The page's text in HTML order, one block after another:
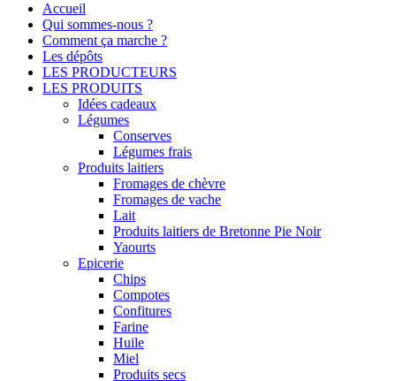
Accueil
Qui sommes-nous ?
Comment ça marche ?
Les dépôts
LES PRODUCTEURS
LES PRODUITS
Idées cadeaux
Légumes
Conserves
Légumes frais
Produits laitiers
Fromages de chèvre
Fromages de vache
Lait
Produits laitiers de Bretonne Pie Noir
Yaourts
Epicerie
Chips
Compotes
Confitures
Farine
Huile
Miel
Produits secs